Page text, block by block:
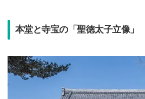
本堂と寺宝の「聖徳太子立像」